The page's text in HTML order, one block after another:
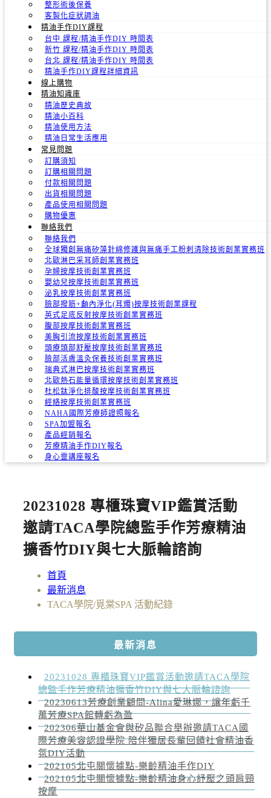
整形術後保養
客製化症狀調油
精油手作DIY課程
台中 課程/精油手作DIY 時間表
新竹 課程/精油手作DIY 時間表
台北 課程/精油手作DIY 時間表
精油手作DIY課程詳細資訊
線上購物
精油知識庫
精油歷史典故
精油小百科
精油使用方法
精油日常生活應用
常見問題
訂購須知
訂購相關問題
付款相關問題
出貨相關問題
產品使用相關問題
購物優惠
聯絡我們
聯絡我們
全球獨創無痛矽藻針綿修護與無痛手工粉刺清除技術創業實務班
北歐淋巴采耳師創業實務班
孕婦按摩技術創業實務班
嬰幼兒按摩技術創業實務班
泌乳按摩技術創業實務班
臉部撥筋+顱內淨化(耳燭)按摩技術創業課程
英式足底反射按摩技術創業實務班
腹部按摩技術創業實務班
美胸引流按摩技術創業實務班
頭療頭部舒壓按摩技術創業實務班
臉部活膚溫灸保養技術創業實務班
瑞典式淋巴按摩技術創業實務班
北歐熱石能量循環按摩技術創業實務班
杜松鈦淨化排酸按摩技術創業實務班
經絡按摩技術創業實務班
NAHA國際芳療師證照報名
SPA加盟報名
產品經銷報名
芳療精油手作DIY報名
身心靈講座報名
20231028 專櫃珠寶VIP鑑賞活動
邀請TACA學院總監手作芳療精油
擴香竹DIY與七大脈輪諮詢
首頁
最新消息
TACA學院/覓棠SPA 活動紀錄
最新消息
20231028 專櫃珠寶VIP鑑賞活動邀請TACA學院
總監手作芳療精油擴香竹DIY與七大脈輪諮詢
20230613芳療創業顧問-Alina愛琳娜，讓年虧千
萬芳療SPA館轉虧為盈
202306華山基金會與矽品聯合舉辦邀請TACA國
際芳療美容認證學院 陪伴獨居長輩回饋社會精油香
氛DIY活動
202105北屯關懷據點-樂齡精油手作DIY
202105北屯關懷據點-樂齡精油身心紓壓之頭肩頸
按摩